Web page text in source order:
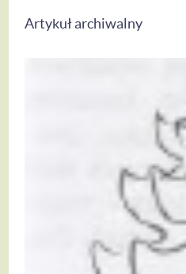
Artykuł archiwalny